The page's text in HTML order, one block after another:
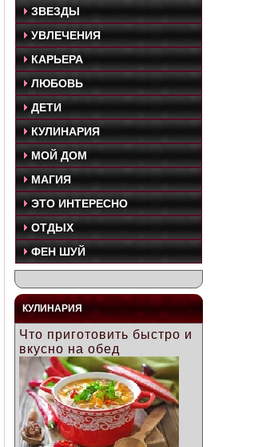
ЗВЕЗДЫ
УВЛЕЧЕНИЯ
КАРЬЕРА
ЛЮБОВЬ
ДЕТИ
КУЛИНАРИЯ
МОЙ ДОМ
МАГИЯ
ЭТО ИНТЕРЕСНО
ОТДЫХ
ФЕН ШУЙ
КУЛИНАРИЯ
Что приготовить быстро и
вкусно на обед